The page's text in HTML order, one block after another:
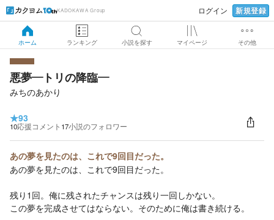
KADOKAWA Group ログイン 新規登録
ホーム ランキング 小説を探す マイページ その他
悪夢―トリの降臨―
みちのあかり
★93
10応援コメント 17小説のフォロワー
あの夢を見たのは、これで9回目だった。
あの夢を見たのは、これで9回目だった。
残り1回。俺に残されたチャンスは残り一回しかない。
この夢を完成させてはならない。そのために俺は書き続ける。